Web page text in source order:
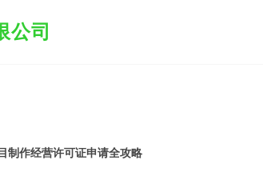
公司
制作经营许可证申请全攻略